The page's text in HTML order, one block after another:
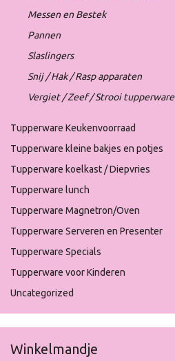
Messen en Bestek
Pannen
Slaslingers
Snij / Hak / Rasp apparaten
Vergiet / Zeef / Strooi tupperware
Tupperware Keukenvoorraad
Tupperware kleine bakjes en potjes
Tupperware koelkast / Diepvries
Tupperware lunch
Tupperware Magnetron/Oven
Tupperware Serveren en Presenter
Tupperware Specials
Tupperware voor Kinderen
Uncategorized
Winkelmandje